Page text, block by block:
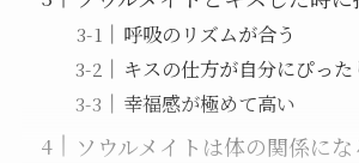
呼吸のリズムが合う
キスの仕方が自分にぴった
幸福感が極めて高い
ソウルメイトは体の関係に